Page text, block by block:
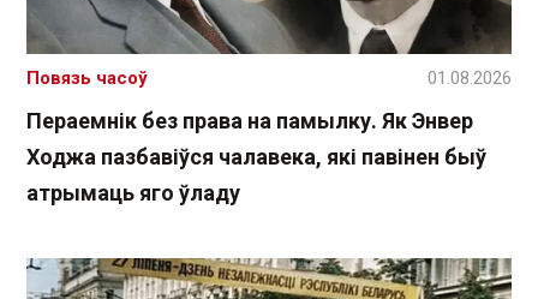
Пераемнік без права на памылку. Як Энвер
Ходжа пазбавіўся чалавека, які павінен быў
атрымаць яго ўладу
Повязь часоў 01.08.2026